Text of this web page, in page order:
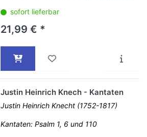
sofort lieferbar
21,99 € *
Justin Heinrich Knech - Kantaten
Justin Heinrich Knecht (1752-1817)
Kantaten: Psalm 1, 6 und 110